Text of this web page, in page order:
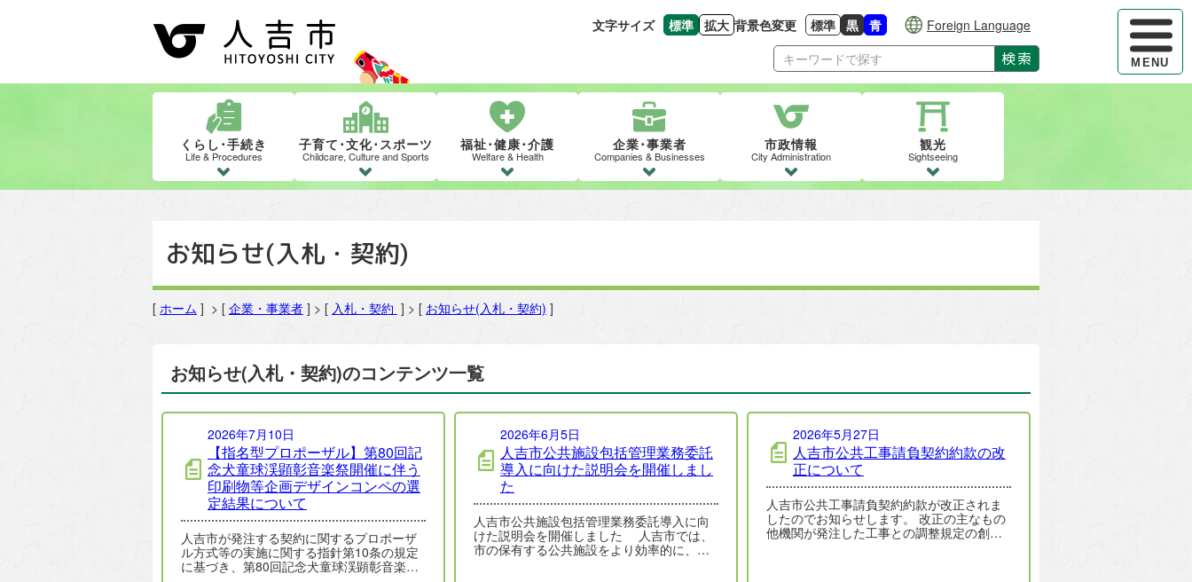
ハンバー
MENU
文字サイズ 標準
文字の大きさをもとの大きさに戻す
拡大
文字を大きくする
背景色変更 標準
背景色の変更：白
黒
背景色の変更：黒
青
背景色の変更：青
Foreign Language
検索
くらし･手続き
Life & Procedures
子育て･文化･スポーツ
Childcare, Culture and Sports
福祉･健康･介護
Welfare & Health
企業･事業者
Companies & Businesses
市政情報
City Administration
観光
Sightseeing
お知らせ(入札・契約)
[ ホーム ] > [ 企業・事業者 ] > [ 入札・契約 ] > [ お知らせ(入札・契約) ]
お知らせ(入札・契約)のコンテンツ一覧
2026年7月10日
【指名型プロポーザル】第80回記
念犬童球渓顕彰音楽祭開催に伴う
印刷物等企画デザインコンペの選
定結果について
人吉市が発注する契約に関するプロポーザ
ル方式等の実施に関する指針第10条の規定
に基づき、第80回記念犬童球渓顕彰音楽祭
2026年6月5日
人吉市公共施設包括管理業務委託
導入に向けた説明会を開催しまし
た
人吉市公共施設包括管理業務委託導入に向
けた説明会を開催しました 人吉市では、
市の保有する公共施設をより効率的に、質
2026年5月27日
人吉市公共工事請負契約約款の改
正について
人吉市公共工事請負契約約款が改正されま
したのでお知らせします。 改正の主なもの
他機関が発注した工事との調整規定の創設